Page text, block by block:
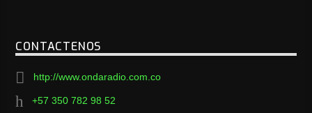
CONTACTENOS
http://www.ondaradio.com.co
+57 350 782 98 52